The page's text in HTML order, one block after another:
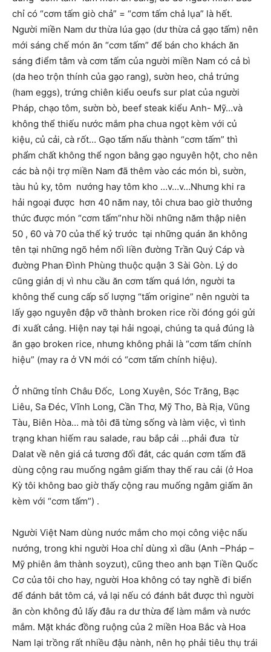
chỉ có “cơm tấm giò chả” = “cơm tấm chả lụa” là hết.
Người miền Nam dư thừa lúa gạo (dư thừa cả gạo tấm) nên
mới sáng chế món ăn “cơm tấm” để bán cho khách ăn
sáng điểm tâm và cơm tấm của người miền Nam có cả bì
(da heo trộn thính của gạo rang), sườn heo, chả trứng
(ham eggs), trứng chiên kiểu oeufs sur plat của người
Pháp, chạo tôm, sườn bò, beef steak kiểu Anh- Mỹ…và
không thể thiếu nước mắm pha chua ngọt kèm với củ
kiệu, củ cải, cà rốt… Gạo tấm nấu thành “cơm tấm” thì
phẩm chất không thể ngon bằng gạo nguyên hột, cho nên
các bà nội trợ miền Nam đã thêm vào các món bì, sườn,
tàu hủ ky, tôm nướng hay tôm kho …v…v…Nhưng khi ra
hải ngoại được hơn 40 năm nay, tôi chưa bao giờ thưởng
thức được món “cơm tấm”như hồi những năm thập niên
50 , 60 và 70 của thế kỷ trước tại những quán ăn không
tên tại những ngõ hẻm nối liền đường Trần Quý Cáp và
đường Phan Đình Phùng thuộc quận 3 Sài Gòn. Lý do
cũng giản dị vì nhu cầu ăn cơm tấm quá lớn, người ta
không thể cung cấp số lượng “tấm origine” nên người ta
lấy gạo nguyên đập vỡ thành broken rice rồi đóng gói gửi
đi xuất cảng. Hiện nay tại hải ngoại, chúng ta quả đúng là
ăn gạo broken rice, nhưng không phải là “cơm tấm chính
hiệu” (may ra ở VN mới có “cơm tấm chính hiệu).
Ở những tỉnh Châu Đốc, Long Xuyên, Sóc Trăng, Bạc
Liêu, Sa Đéc, Vĩnh Long, Cần Thơ, Mỹ Tho, Bà Rịa, Vũng
Tàu, Biên Hòa… mà tôi đã từng sống và làm việc, vì tình
trạng khan hiếm rau salade, rau bắp cải …phải đưa từ
Dalat về nên giá cả tương đối đắt, các quán cơm tấm đã
dùng cộng rau muống ngâm giấm thay thế rau cải (ở Hoa
Kỳ tôi không bao giờ thấy cộng rau muống ngâm giấm ăn
kèm với “cơm tấm”) .
Người Việt Nam dùng nước mắm cho mọi công việc nấu
nướng, trong khi người Hoa chỉ dùng xì dầu (Anh –Pháp –
Mỹ phiên âm thành soyzut), cũng theo anh bạn Tiền Quốc
Cơ của tôi cho hay, người Hoa không có tay nghề đi biển
để đánh bắt tôm cá, vả lại nếu có đánh bắt được thì người
ăn còn không đủ lấy đâu ra dư thừa để làm mắm và nước
mắm. Mặt khác đồng ruộng của 2 miền Hoa Bắc và Hoa
Nam lại trồng rất nhiều đậu nành, nên họ phải tiêu thụ trái